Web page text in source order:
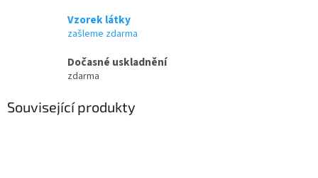
Vzorek látky
zašleme zdarma
Dočasné uskladnění
zdarma
Související produkty